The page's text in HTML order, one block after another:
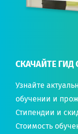
СКАЧАЙТЕ
Узнайте
обучении и
Стипендии и
Стоимость